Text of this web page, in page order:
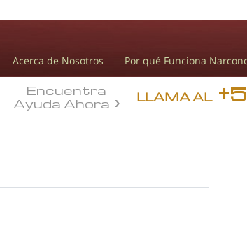
Acerca de Nosotros Por qué Funciona
LLAMA AL
Encuentra
Ayuda Ahora